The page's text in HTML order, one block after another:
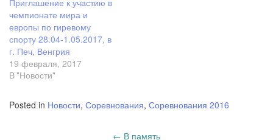
Приглашение к участию в
чемпионате мира и
европы по гиревому
спорту 28.04-1.05.2017, в
г. Печ, Венгрия
19 февраля, 2017
В "Новости"
Posted in Новости, Соревнования, Соревнования 2016
← В память